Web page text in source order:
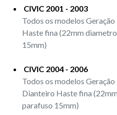
CIVIC 2001 - 2003
Todos os modelos
Haste fina (22mm
15mm)
CIVIC 2004 - 2006
Todos os modelos
Dianteiro Haste fina
parafuso 15mm)